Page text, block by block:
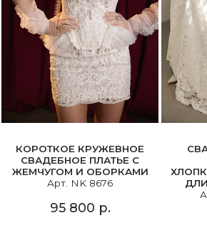
КОРОТКОЕ КРУЖЕВНОЕ
СВАДЕБНОЕ ПЛАТЬЕ С
ЖЕМЧУГОМ И ОБОРКАМИ
Арт. NK 8676
95 800 р.